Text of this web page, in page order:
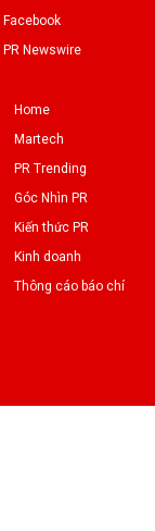
Facebook
PR Newswire
Home
Martech
PR Trending
Góc Nhìn PR
Kiến thức PR
Kinh doanh
Thông cáo báo chí